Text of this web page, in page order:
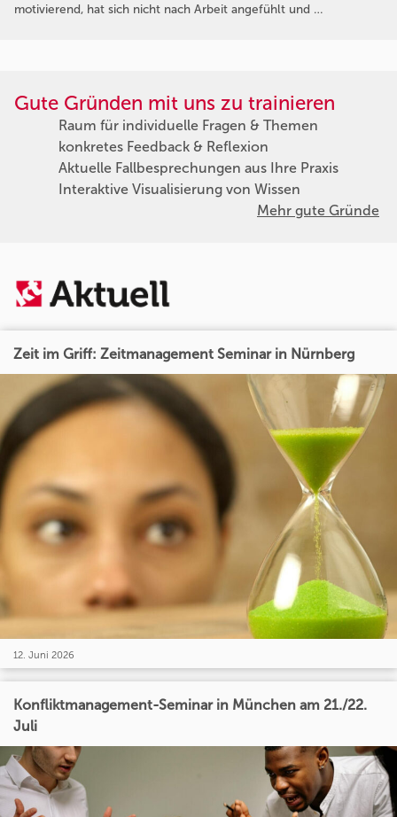
motivierend, hat sich nicht nach Arbeit angefühlt und …
Gute Gründen mit uns zu trainieren
Raum für individuelle Fragen & Themen
konkretes Feedback & Reflexion
Aktuelle Fallbesprechungen aus Ihre Praxis
Interaktive Visualisierung von Wissen
Mehr gute Gründe
Zeit im Griff: Zeitmanagement Seminar in Nürnberg
12. Juni 2026
Konfliktmanagement-Seminar in München am 21./22.
Juli